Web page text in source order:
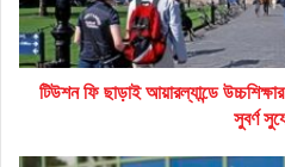
বাংলাদেশি
শিক্ষার্থীদের
জন্য
টিউশন ফি ছাড়াই আয়ারল্যান্ডে
সুবর্ণ